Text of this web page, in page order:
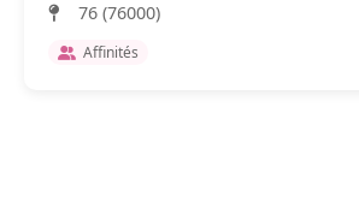
76 (76000)
Affinités